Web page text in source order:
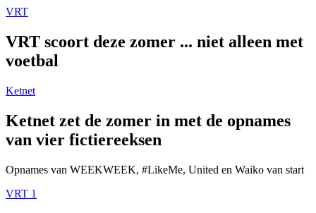
VRT
VRT scoort deze zomer ... niet alleen met
voetbal
Ketnet
Ketnet zet de zomer in met de opnames
van vier fictiereeksen
Opnames van WEEKWEEK, #LikeMe, United en Waiko van start
VRT 1